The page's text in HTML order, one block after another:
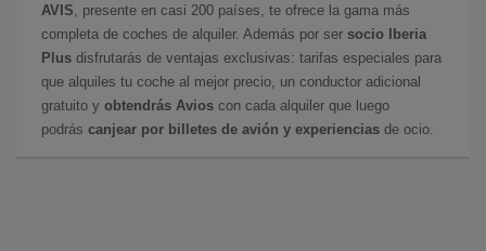
AVIS , presente en casi 200 países, te ofrece la gama más
completa de coches de alquiler. Además por ser socio Iberia
Plus disfrutarás de ventajas exclusivas: tarifas especiales para
que alquiles tu coche al mejor precio, un conductor adicional
gratuito y obtendrás Avios con cada alquiler que luego
podrás canjear por billetes de avión y experiencias de ocio.